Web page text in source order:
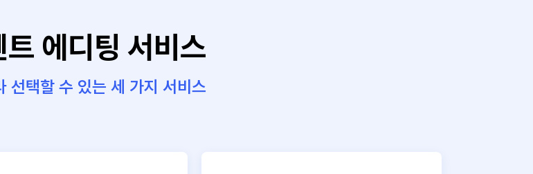
에디팅 서비스
선택할 수 있는 세 가지 서비스